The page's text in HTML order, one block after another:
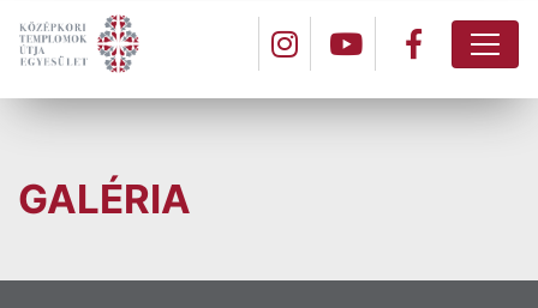
GALÉRIA